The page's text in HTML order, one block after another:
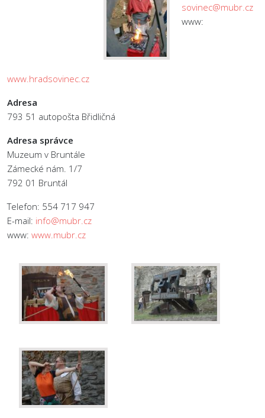
sovinec@mubr.cz
www:
www.hradsovinec.cz
Adresa
793 51 autopošta Břidličná
Adresa správce
Muzeum v Bruntále
Zámecké nám. 1/7
792 01 Bruntál
Telefon: 554 717 947
E-mail: info@mubr.cz
www: www.mubr.cz